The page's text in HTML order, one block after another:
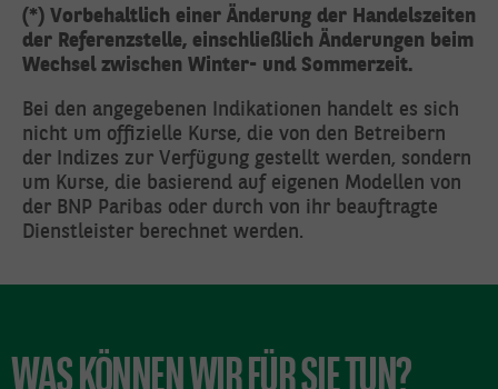
(*) Vorbehaltlich einer Änderung der Handelszeiten
der Referenzstelle, einschließlich Änderungen beim
Wechsel zwischen Winter- und Sommerzeit.
Bei den angegebenen Indikationen handelt es sich
nicht um offizielle Kurse, die von den Betreibern
der Indizes zur Verfügung gestellt werden, sondern
um Kurse, die basierend auf eigenen Modellen von
der BNP Paribas oder durch von ihr beauftragte
Dienstleister berechnet werden.
WAS KÖNNEN WIR FÜR SIE TUN?